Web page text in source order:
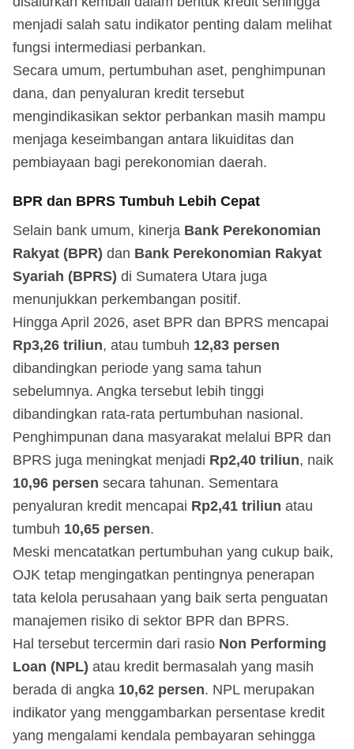
menjadi salah satu indikator penting dalam melihat
fungsi intermediasi perbankan.
Secara umum, pertumbuhan aset, penghimpunan
dana, dan penyaluran kredit tersebut
mengindikasikan sektor perbankan masih mampu
menjaga keseimbangan antara likuiditas dan
pembiayaan bagi perekonomian daerah.
BPR dan BPRS Tumbuh Lebih Cepat
Selain bank umum, kinerja Bank Perekonomian
Rakyat (BPR) dan Bank Perekonomian Rakyat
Syariah (BPRS) di Sumatera Utara juga
menunjukkan perkembangan positif.
Hingga April 2026, aset BPR dan BPRS mencapai
Rp3,26 triliun, atau tumbuh 12,83 persen
dibandingkan periode yang sama tahun
sebelumnya. Angka tersebut lebih tinggi
dibandingkan rata-rata pertumbuhan nasional.
Penghimpunan dana masyarakat melalui BPR dan
BPRS juga meningkat menjadi Rp2,40 triliun, naik
10,96 persen secara tahunan. Sementara
penyaluran kredit mencapai Rp2,41 triliun atau
tumbuh 10,65 persen.
Meski mencatatkan pertumbuhan yang cukup baik,
OJK tetap mengingatkan pentingnya penerapan
tata kelola perusahaan yang baik serta penguatan
manajemen risiko di sektor BPR dan BPRS.
Hal tersebut tercermin dari rasio Non Performing
Loan (NPL) atau kredit bermasalah yang masih
berada di angka 10,62 persen. NPL merupakan
indikator yang menggambarkan persentase kredit
yang mengalami kendala pembayaran sehingga